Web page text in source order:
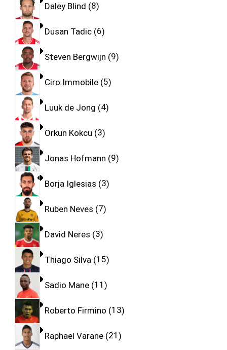
Daley Blind 8
Dusan Tadic 6
Steven Bergwijn 9
Ciro Immobile 5
Luuk de Jong 4
Orkun Kokcu 3
Jonas Hofmann 9
Borja Iglesias 3
Ruben Neves 7
David Neres 3
Thiago Silva 15
Sadio Mane 11
Roberto Firmino 13
Raphael Varane 21